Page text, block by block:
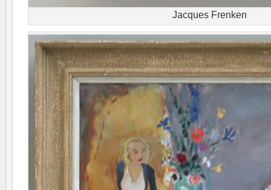
Jacques Frenken